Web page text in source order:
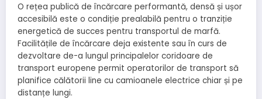
O rețea publică de încărcare performantă, densă și ușor
accesibilă este o condiție prealabilă pentru o tranziție
energetică de succes pentru transportul de marfă.
Facilitățile de încărcare deja existente sau în curs de
dezvoltare de-a lungul principalelor coridoare de
transport europene permit operatorilor de transport să
planifice călătorii line cu camioanele electrice chiar și pe
distanțe lungi.